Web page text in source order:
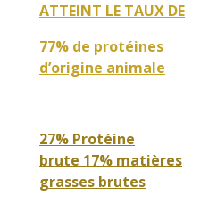
ATTEINT LE TAUX DE
77% de protéines
d’origine animale
27% Protéine
brute 17% matières
grasses brutes